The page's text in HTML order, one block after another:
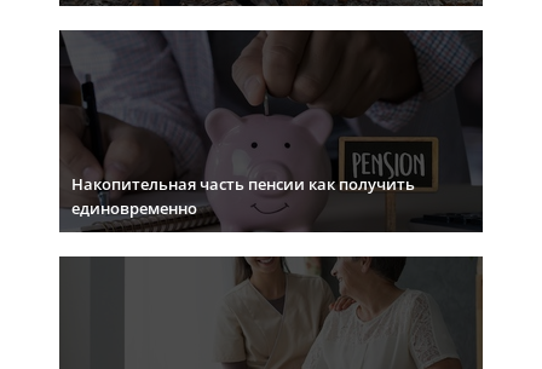
Накопительная часть пенсии как получить
единовременно